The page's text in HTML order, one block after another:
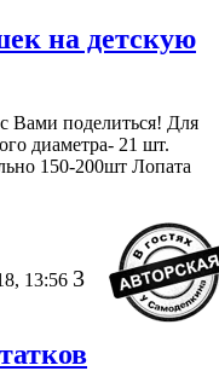
на детскую
Вами поделиться! Для
диаметра- 21 шт.
150-200шт Лопата
13:56 3